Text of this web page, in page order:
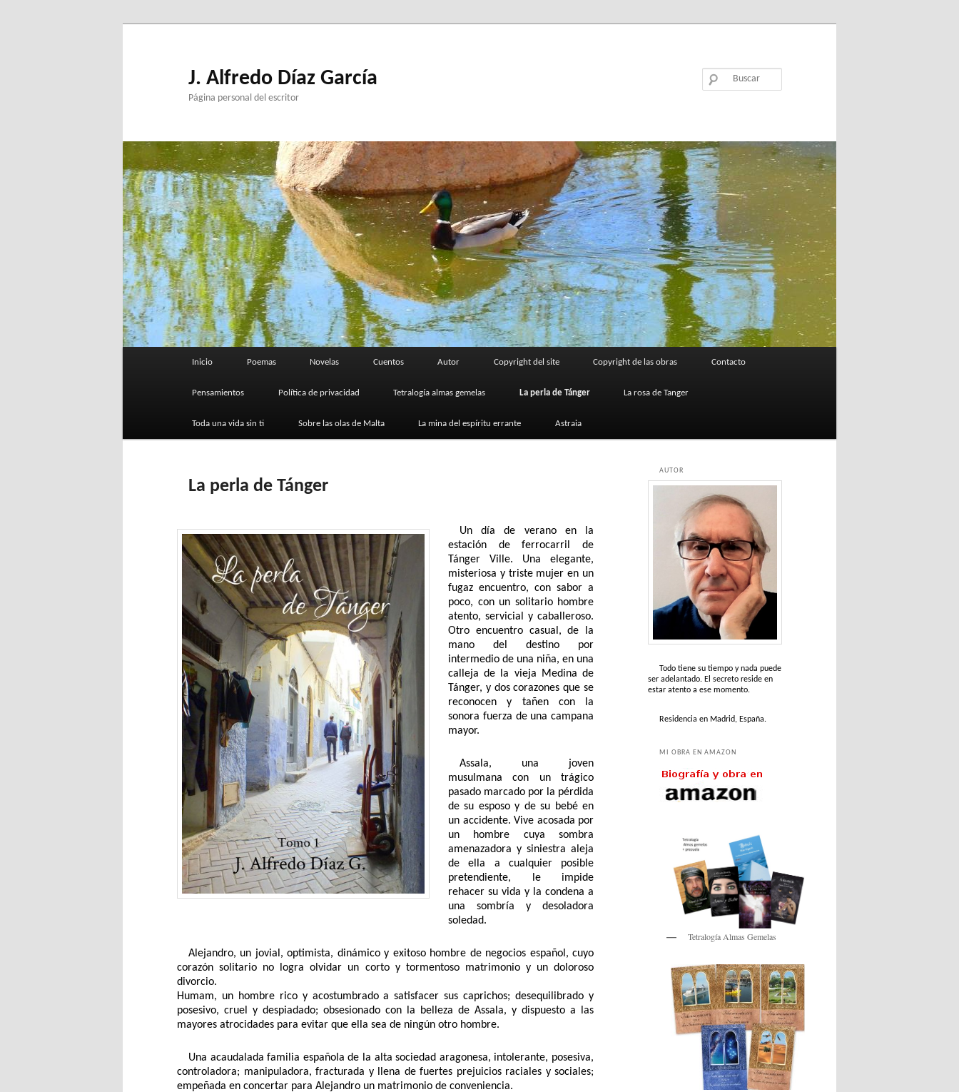
J. Alfredo Díaz García
Página personal del escritor
Inicio Poemas Novelas Cuentos Autor Copyright del site Copyright de las obras Contacto
Pensamientos Política de privacidad Tetralogía almas gemelas La perla de Tánger La rosa de Tanger
Toda una vida sin ti Sobre las olas de Malta La mina del espíritu errante Astraia
La perla de Tánger
Un día de verano en la
estación de ferrocarril de
Tánger Ville. Una elegante,
misteriosa y triste mujer en un
fugaz encuentro, con sabor a
poco, con un solitario hombre
atento, servicial y caballeroso.
Otro encuentro casual, de la
mano del destino por
intermedio de una niña, en una
calleja de la vieja Medina de
Tánger, y dos corazones que se
reconocen y tañen con la
sonora fuerza de una campana
mayor.
Assala, una joven
musulmana con un trágico
pasado marcado por la pérdida
de su esposo y de su bebé en
un accidente. Vive acosada por
un hombre cuya sombra
amenazadora y siniestra aleja
de ella a cualquier posible
pretendiente, le impide
rehacer su vida y la condena a
una sombría y desoladora
soledad.
Alejandro, un jovial, optimista, dinámico y exitoso hombre de negocios español, cuyo
corazón solitario no logra olvidar un corto y tormentoso matrimonio y un doloroso
divorcio.
Humam, un hombre rico y acostumbrado a satisfacer sus caprichos; desequilibrado y
posesivo, cruel y despiadado; obsesionado con la belleza de Assala, y dispuesto a las
mayores atrocidades para evitar que ella sea de ningún otro hombre.
Una acaudalada familia española de la alta sociedad aragonesa, intolerante, posesiva,
controladora; manipuladora, fracturada y llena de fuertes prejuicios raciales y sociales;
empeñada en concertar para Alejandro un matrimonio de conveniencia.
AUTOR
Todo tiene su tiempo y nada puede
ser adelantado. El secreto reside en
estar atento a ese momento.
Residencia en Madrid, España.
MI OBRA EN AMAZON
Tetralogía Almas Gemelas